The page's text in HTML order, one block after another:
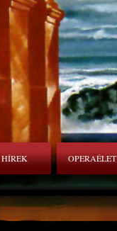
HÍREK OPERAÉLET